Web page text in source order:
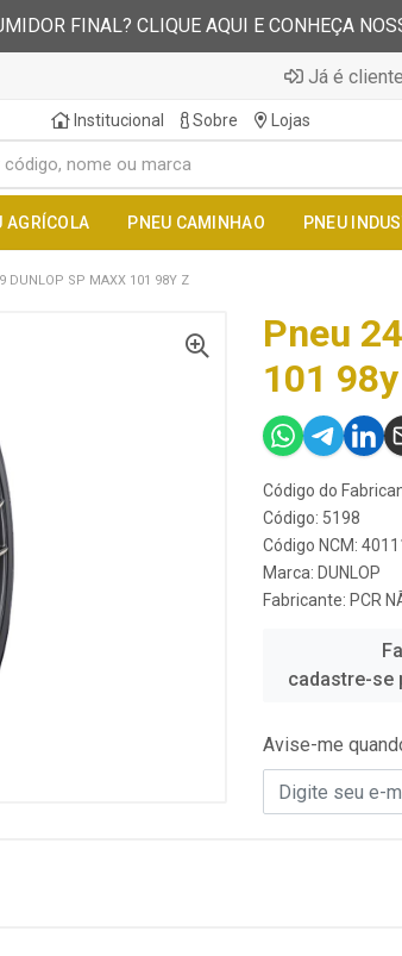
FINAL? CLIQUE AQUI E CONHEÇA
Já é
Institucional Sobre Lojas
AGRÍCOLA PNEU CAMINHAO PNEU
DUNLOP SP MAXX 101 98Y Z
Pneu
101
Código do
Código: 5198
Código NCM:
Marca: DUNLOP
Fabricante: PCR
cadastre-se
Avise-me